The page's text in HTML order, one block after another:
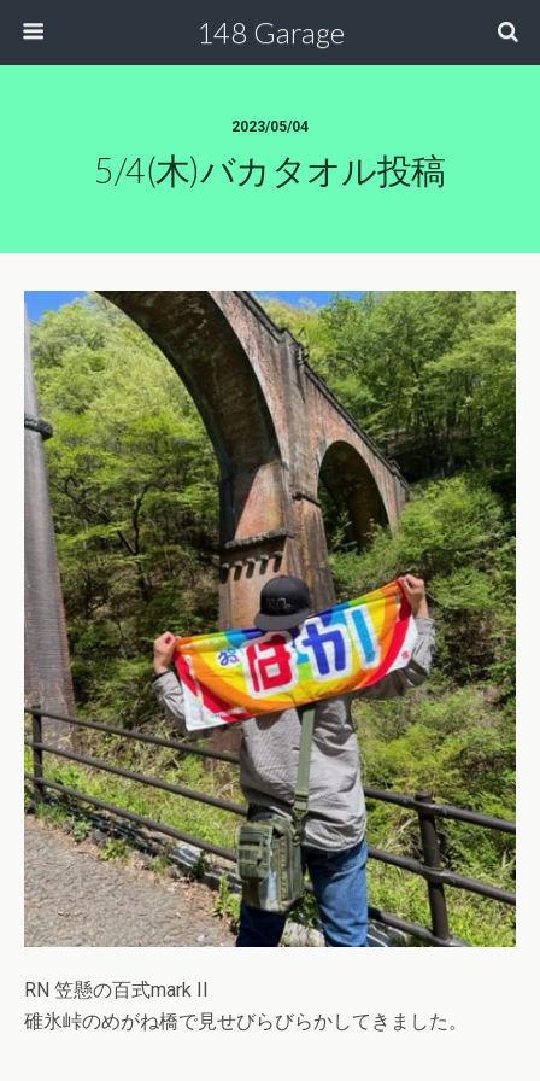
148 Garage
2023/05/04
5/4(木)バカタオル投稿
RN 笠懸の百式mark II
碓氷峠のめがね橋で見せびらびらかしてきました。